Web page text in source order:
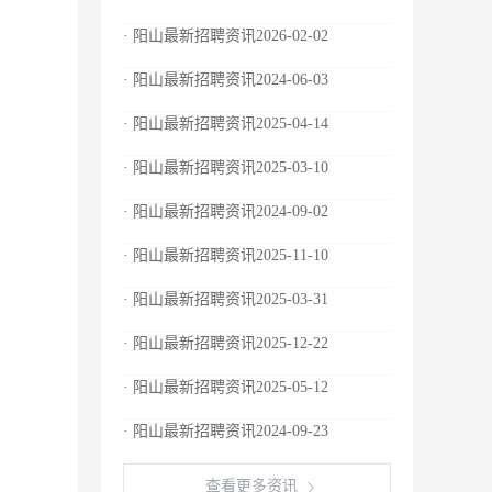
· 阳山最新招聘资讯2026-02-02
· 阳山最新招聘资讯2024-06-03
· 阳山最新招聘资讯2025-04-14
· 阳山最新招聘资讯2025-03-10
· 阳山最新招聘资讯2024-09-02
· 阳山最新招聘资讯2025-11-10
· 阳山最新招聘资讯2025-03-31
· 阳山最新招聘资讯2025-12-22
· 阳山最新招聘资讯2025-05-12
· 阳山最新招聘资讯2024-09-23
查看更多资讯